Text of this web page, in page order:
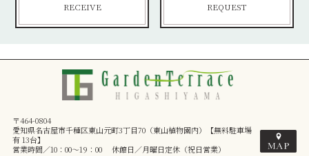
RECEIVE REQUEST
〒464-0804
愛知県名古屋市千種区東山元町3丁目70（東山植物園内）【無料駐車場
有 13台】
営業時間／10：00～19：00 休館日／月曜日定休（祝日営業）